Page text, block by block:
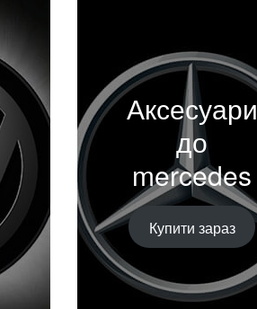
Аксесуари
до
mercedes
Купити зараз